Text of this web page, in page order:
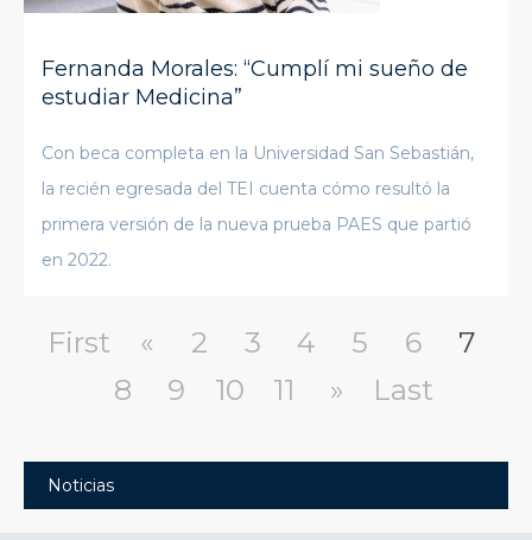
Fernanda Morales: “Cumplí mi sueño de
estudiar Medicina”
Con beca completa en la Universidad San Sebastián,
la recién egresada del TEI cuenta cómo resultó la
primera versión de la nueva prueba PAES que partió
en 2022.
First « 2 3 4 5 6
7
8
9 10 11 » Last
Noticias